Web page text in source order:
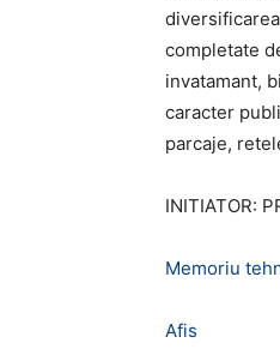
completate
invatamant,
caracter
parcaje,
INITIATOR:
Memoriu
Afis